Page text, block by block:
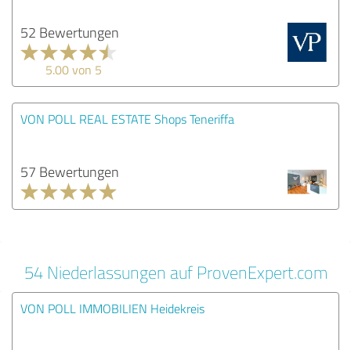
52 Bewertungen
5.00 von 5
VON POLL REAL ESTATE Shops Teneriffa
57 Bewertungen
54 Niederlassungen auf ProvenExpert.com
VON POLL IMMOBILIEN Heidekreis